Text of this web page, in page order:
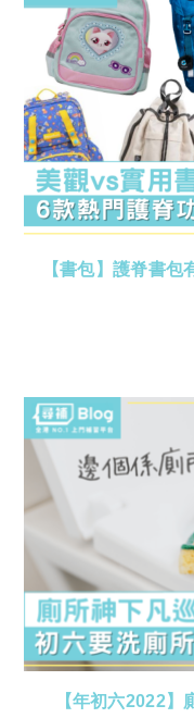
【書包】護脊書
【年初六2022